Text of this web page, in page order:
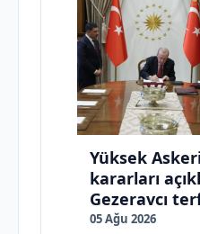
Yüksek
kararları
Gezeravcı
05 Ağu 2026